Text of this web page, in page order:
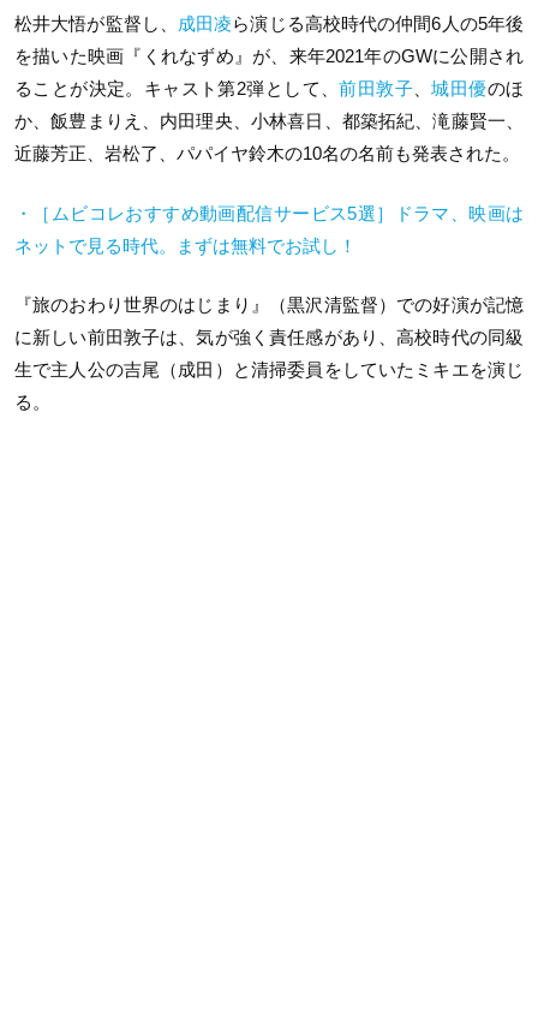
松井大悟が監督し、 成田凌ら演じる高校時代の仲間6人の5年後
を描いた映画『くれなずめ』が、来年2021年のGWに公開され
ることが決定。キャスト第2弾として、前田敦子、城田優のほ
か、飯豊まりえ、内田理央、小林喜日、都築拓紀、滝藤賢一、
近藤芳正、岩松了、パパイヤ鈴木の10名の名前も発表された。
・［ムビコレおすすめ動画配信サービス5選］ドラマ、映画は
ネットで見る時代。まずは無料でお試し！
『旅のおわり世界のはじまり』（黒沢清監督）での好演が記憶
に新しい前田敦子は、気が強く責任感があり、高校時代の同級
生で主人公の吉尾（成田）と清掃委員をしていたミキエを演じ
る。